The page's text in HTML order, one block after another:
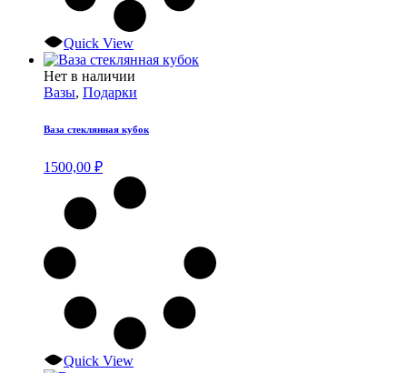
Quick View
Нет в наличии
Вазы, Подарки
Ваза стеклянная кубок
1500,00 ₽
Quick View